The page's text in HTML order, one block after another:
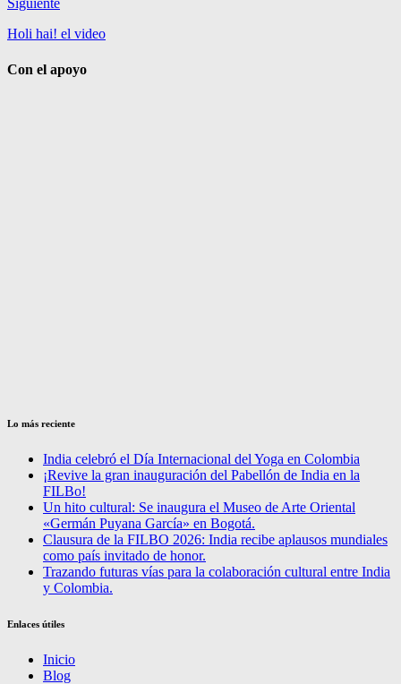
Siguiente
Holi hai! el video
Con el apoyo
Lo más reciente
India celebró el Día Internacional del Yoga en Colombia
¡Revive la gran inauguración del Pabellón de India en la
FILBo!
Un hito cultural: Se inaugura el Museo de Arte Oriental
«Germán Puyana García» en Bogotá.
Clausura de la FILBO 2026: India recibe aplausos mundiales
como país invitado de honor.
Trazando futuras vías para la colaboración cultural entre India
y Colombia.
Enlaces útiles
Inicio
Blog